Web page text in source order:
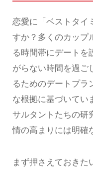
恋愛に「ベストタイ
すか？多くのカップ
る時間帯にデートを
がらない時間を過ご
るためのデートプラ
な根拠に基づいてい
サルタントたちの研
情の高まりには明確
まず押さえておきた